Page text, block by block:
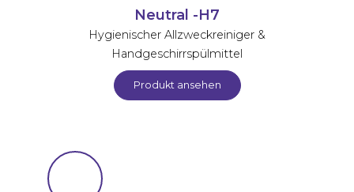
Neutral -H7
Hygienischer Allzweckreiniger &
Handgeschirrspülmittel
Produkt ansehen